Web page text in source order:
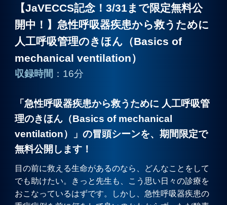
プライバシーポリシー
お問合せ
【JaVECCS記念！3/31まで限定無料公
開中！】急性呼吸器疾患から救うために
人工呼吸管理のきほん（Basics of
mechanical ventilation）
収録時間 ：16分
「急性呼吸器疾患から救うために 人工呼吸管
理のきほん（Basics of mechanical
ventilation）」の冒頭シーンを、期間限定で
無料公開します！
目の前に救える生命があるのなら、どんなことをして
でも助けたい。きっと先生も、こう思い日々の診療を
おこなっているはずです。しかし、急性呼吸器疾患の